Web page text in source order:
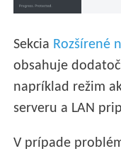
Sekcia Rozšírené
obsahuje
napríklad režim
serveru a LAN
V prípade